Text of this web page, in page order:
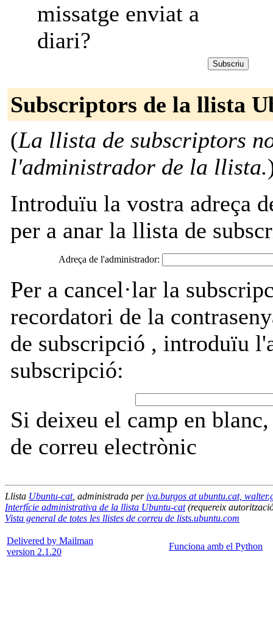
missatge enviat a
diari?
Subscriptors de la llista
(La llista de subscriptors
l'administrador de la llista.
Introduïu la vostra adreça
per a anar la llista de
Adreça de l'administrador:
Per a cancel·lar la
recordatori de la
de subscripció , introduïu
subscripció:
Si deixeu el camp en
de correu electrònic
Llista Ubuntu-cat, administrada per iva.burgos at ubuntu.cat,
Interfície administrativa de la llista Ubuntu-cat(requereix
Vista general de totes les llistes de correu de lists.ubuntu.com
Delivered by Mailman
version 2.1.20
Funciona amb el Python